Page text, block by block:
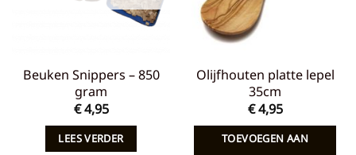
Beuken Snippers – 850
gram
€4,95
LEES VERDER
Olijfhouten platte lepel
35cm
€4,95
TOEVOEGEN AAN